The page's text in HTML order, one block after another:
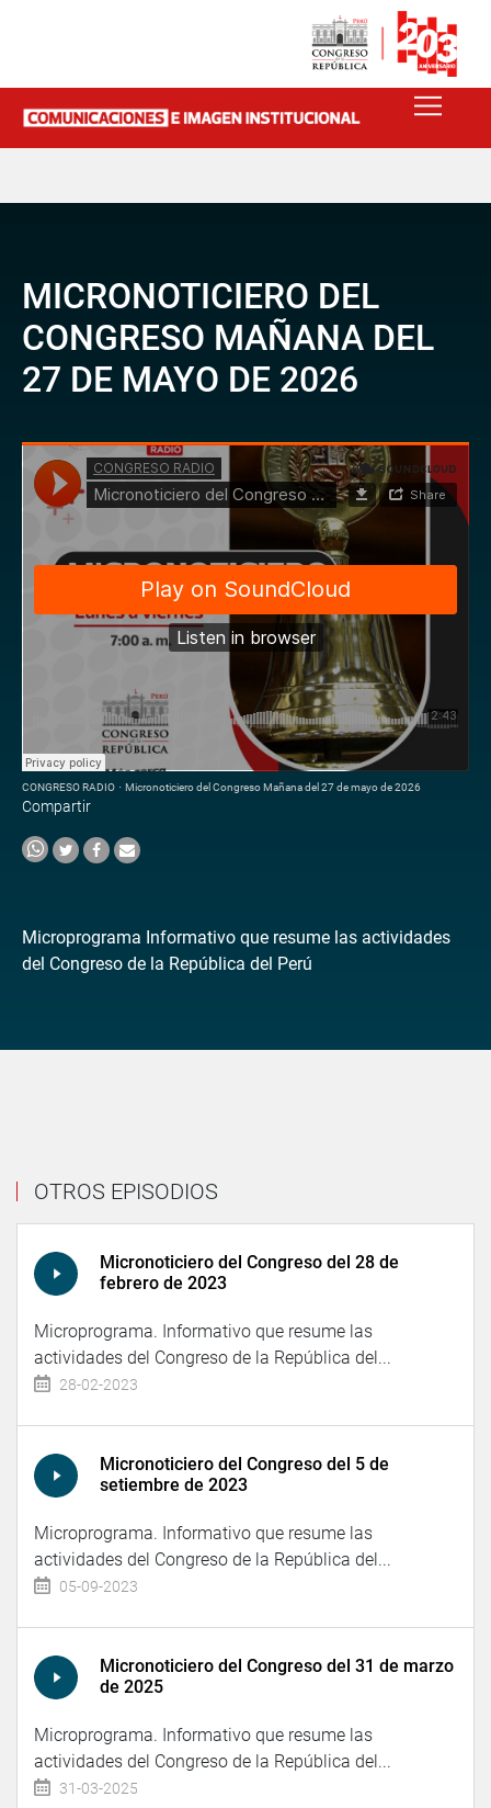
MICRONOTICIERO DEL
CONGRESO MAÑANA DEL
27 DE MAYO DE 2026
CONGRESO RADIO · Micronoticiero del Congreso Mañana del 27 de mayo de 2026
Compartir
Microprograma Informativo que resume las actividades
del Congreso de la República del Perú
OTROS EPISODIOS
Micronoticiero del Congreso del 28 de
febrero de 2023
Microprograma. Informativo que resume las
actividades del Congreso de la República del...
28-02-2023
Micronoticiero del Congreso del 5 de
setiembre de 2023
Microprograma. Informativo que resume las
actividades del Congreso de la República del...
05-09-2023
Micronoticiero del Congreso del 31 de marzo
de 2025
Microprograma. Informativo que resume las
actividades del Congreso de la República del...
31-03-2025